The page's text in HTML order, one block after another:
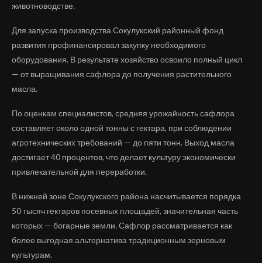
животноводстве.
Для запуска производства Сокулукский районный фонд
развития профинансировал закупку необходимого
оборудования. В результате хозяйство освоило полный цикл
— от выращивания сафлора до получения растительного
масла.
По оценкам специалистов, средняя урожайность сафлора
составляет около одной тонны с гектара, при соблюдении
агротехнических требований — до пяти тонн. Выход масла
достигает 40 процентов, что делает культуру экономически
привлекательной для переработки.
В нижней зоне Сокулукского района насчитывается порядка
50 тысяч гектаров посевных площадей, значительная часть
которых — богарные земли. Сафлор рассматривается как
более выгодная альтернатива традиционным зерновым
культурам.